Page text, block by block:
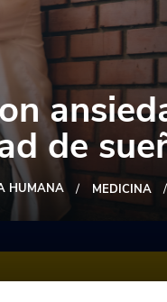
de
HUMANA MEDICINA